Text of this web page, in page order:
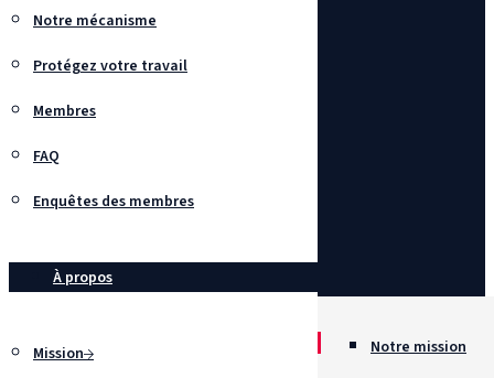
Notre mécanisme
Protégez votre travail
Membres
FAQ
Enquêtes des membres
À propos
Mission Notre mission